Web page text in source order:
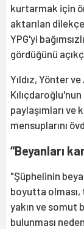
kurtarmak için
aktarılan
YPG'yi
gördüğünü
Yıldız, Yönter
paylaşımları ve
mensuplarını
“Beyanları
"Şüphelinin
boyutta olması,
yakın ve somut
bulunması